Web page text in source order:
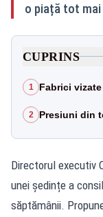
o piață tot
CUPRINS
1 Fabrici
2 Presiuni din
Directorul executiv
unei ședințe a
săptămânii.